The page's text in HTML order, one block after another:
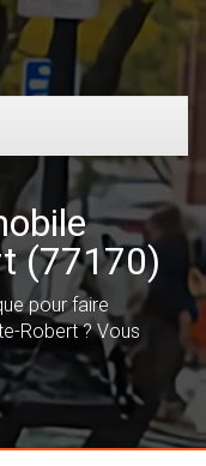
(77170)
pour faire
Robert ? Vous